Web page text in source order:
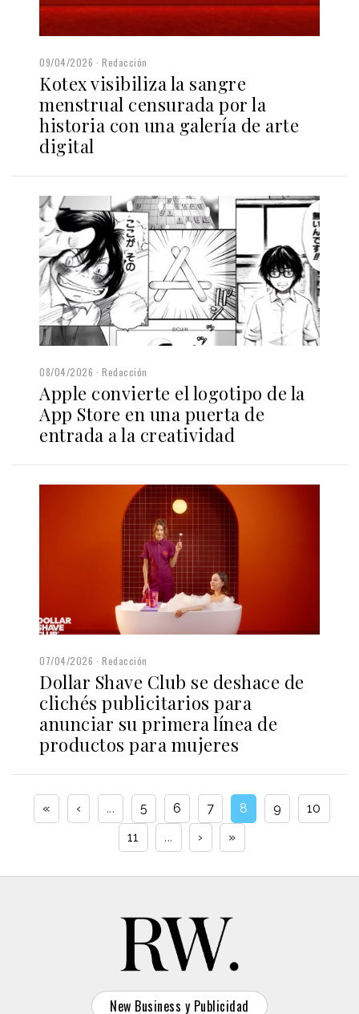
09/04/2026 Redacción
Kotex visibiliza la sangre
menstrual censurada por la
historia con una galería de arte
digital
08/04/2026 Redacción
Apple convierte el logotipo de la
App Store en una puerta de
entrada a la creatividad
07/04/2026 Redacción
Dollar Shave Club se deshace de
clichés publicitarios para
anunciar su primera línea de
productos para mujeres
« ‹ ... 5 6 7 8 9
10
11
... › »
New Business y Publicidad